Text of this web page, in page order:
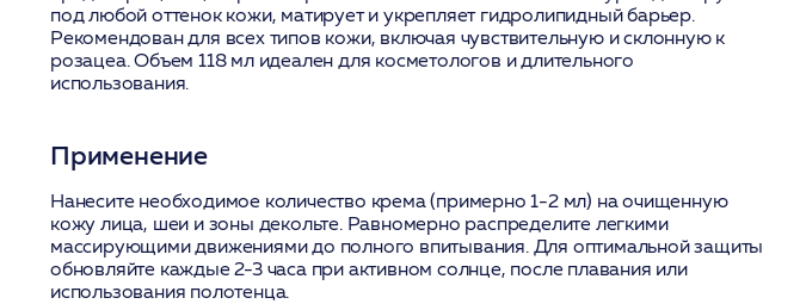
под любой оттенок кожи, матирует и укрепляет гидролипидный барьер.
Рекомендован для всех типов кожи, включая чувствительную и склонную к
розацеа. Объем 118 мл идеален для косметологов и длительного
использования.
Применение
Нанесите необходимое количество крема (примерно 1-2 мл) на очищенную
кожу лица, шеи и зоны декольте. Равномерно распределите легкими
массирующими движениями до полного впитывания. Для оптимальной защиты
обновляйте каждые 2-3 часа при активном солнце, после плавания или
использования полотенца.